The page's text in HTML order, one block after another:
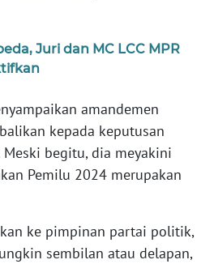
Juri dan MC LCC MPR
amandemen
kepada keputusan
begitu, dia meyakini
Pemilu 2024 merupakan
ke pimpinan partai politik,
sembilan atau delapan,